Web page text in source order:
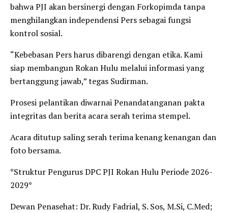
bahwa PJI akan bersinergi dengan Forkopimda tanpa
menghilangkan independensi Pers sebagai fungsi
kontrol sosial.
“Kebebasan Pers harus dibarengi dengan etika. Kami
siap membangun Rokan Hulu melalui informasi yang
bertanggung jawab,” tegas Sudirman.
Prosesi pelantikan diwarnai Penandatanganan pakta
integritas dan berita acara serah terima stempel.
Acara ditutup saling serah terima kenang kenangan dan
foto bersama.
*Struktur Pengurus DPC PJI Rokan Hulu Periode 2026-
2029*
Dewan Penasehat: Dr. Rudy Fadrial, S. Sos, M.Si, C.Med;